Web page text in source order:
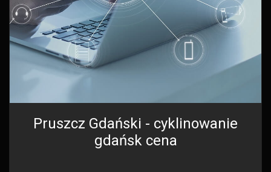
Pruszcz Gdański - cyklinowanie
gdańsk cena